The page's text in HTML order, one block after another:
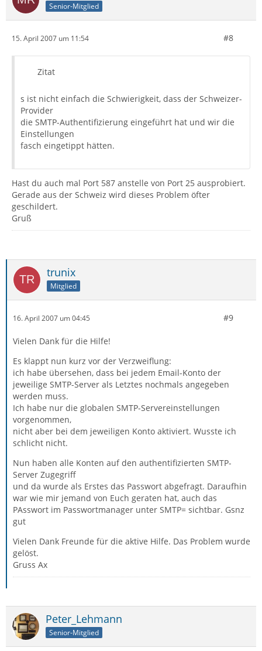
Senior-Mitglied
15. April 2007 um 11:54 #8
Zitat
s ist nicht einfach die Schwierigkeit, dass der Schweizer-
Provider
die SMTP-Authentifizierung eingeführt hat und wir die
Einstellungen
fasch eingetippt hätten.
Hast du auch mal Port 587 anstelle von Port 25 ausprobiert.
Gerade aus der Schweiz wird dieses Problem öfter
geschildert.
Gruß
trunix
Mitglied
16. April 2007 um 04:45 #9
Vielen Dank für die Hilfe!
Es klappt nun kurz vor der Verzweiflung:
ich habe übersehen, dass bei jedem Email-Konto der
jeweilige SMTP-Server als Letztes nochmals angegeben
werden muss.
Ich habe nur die globalen SMTP-Servereinstellungen
vorgenommen,
nicht aber bei dem jeweiligen Konto aktiviert. Wusste ich
schlicht nicht.
Nun haben alle Konten auf den authentifizierten SMTP-
Server Zugegriff
und da wurde als Erstes das Passwort abgefragt. Daraufhin
war wie mir jemand von Euch geraten hat, auch das
PAsswort im Passwortmanager unter SMTP= sichtbar. Gsnz
gut
Vielen Dank Freunde für die aktive Hilfe. Das Problem wurde
gelöst.
Gruss Ax
Peter_Lehmann
Senior-Mitglied